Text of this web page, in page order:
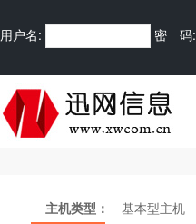
用户名: 密 码:
主机类型： 基本型主机